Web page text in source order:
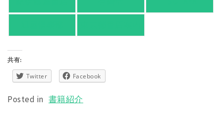
共有:
Twitter Facebook
Posted in 書籍紹介